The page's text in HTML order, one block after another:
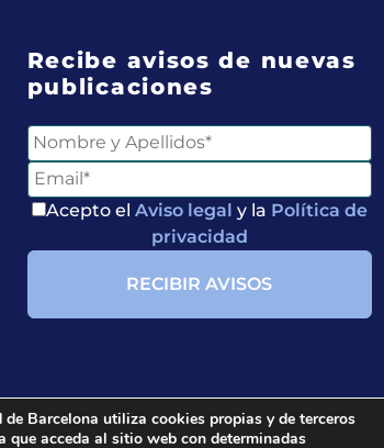
Recibe avisos de nuevas
publicaciones
Acepto el Aviso legal y la Política de
privacidad
rights reserved.
Barcelona utiliza cookies propias y de terceros
que acceda al sitio web con determinadas